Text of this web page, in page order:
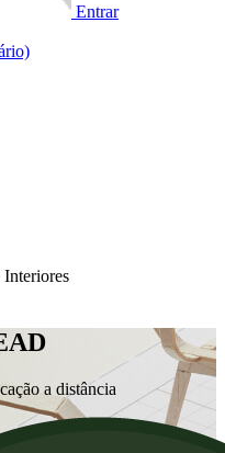
Entrar
a distância